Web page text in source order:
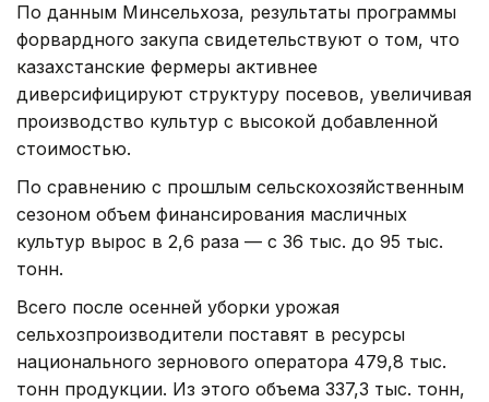
По данным Минсельхоза, результаты программы
форвардного закупа свидетельствуют о том, что
казахстанские фермеры активнее
диверсифицируют структуру посевов, увеличивая
производство культур с высокой добавленной
стоимостью.
По сравнению с прошлым сельскохозяйственным
сезоном объем финансирования масличных
культур вырос в 2,6 раза — с 36 тыс. до 95 тыс.
тонн.
Всего после осенней уборки урожая
сельхозпроизводители поставят в ресурсы
национального зернового оператора 479,8 тыс.
тонн продукции. Из этого объема 337,3 тыс. тонн,